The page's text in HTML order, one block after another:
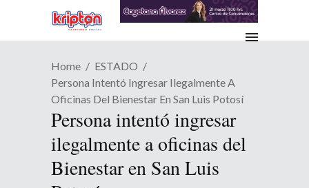
Home
ESTADO
Persona Intentó Ingresar Ilegalmente A
Oficinas Del Bienestar En San Luis Potosí
Persona intentó ingresar
ilegalmente a oficinas del
Bienestar en San Luis